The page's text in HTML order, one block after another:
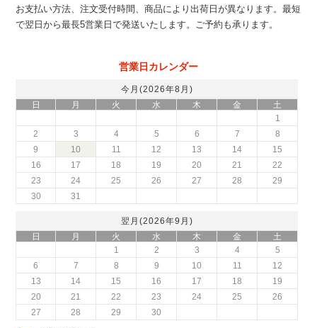
お支払い方法、注文受付時間、商品により出荷日が異なります。最短
で翌日から最長5営業日で発送いたします。ご予約も承ります。
営業日カレンダー
今月(2026年8月)
日
月 火 水 木 金
土
1
2
3 4 5 6 7
8
9
10 11 12 13 14
15
16
17 18 19 20 21
22
23
24 25 26 27 28
29
30
31
翌月(2026年9月)
日
月 火 水 木 金
土
1
2 3 4
5
6
7 8 9 10 11
12
13
14 15 16 17 18
19
20
21 22 23 24 25
26
27
28 29 30